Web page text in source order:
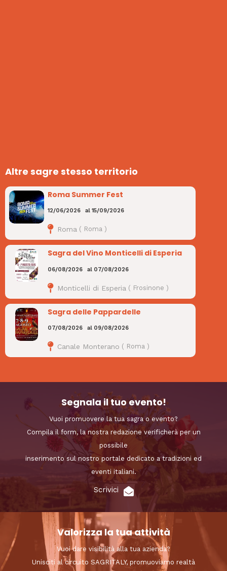
Altre sagre stesso territorio
Roma Summer Fest
12/06/2026 al 15/09/2026
Roma ( Roma )
Sagra del Vino Monticelli di Esperia
06/08/2026 al 07/08/2026
Monticelli di Esperia ( Frosinone )
Sagra delle Pappardelle
07/08/2026 al 09/08/2026
Canale Monterano ( Roma )
Segnala il tuo evento!
Vuoi promuovere la tua sagra o evento?
Compila il form, la nostra redazione verificherà per un
possibile
inserimento sul nostro portale dedicato a tradizioni ed
eventi italiani.
Scrivici
Valorizza la tua attività
Vuoi dare visibilità alla tua azienda?
Unisciti al circuito SAGRITALY, promuoviamo realtà